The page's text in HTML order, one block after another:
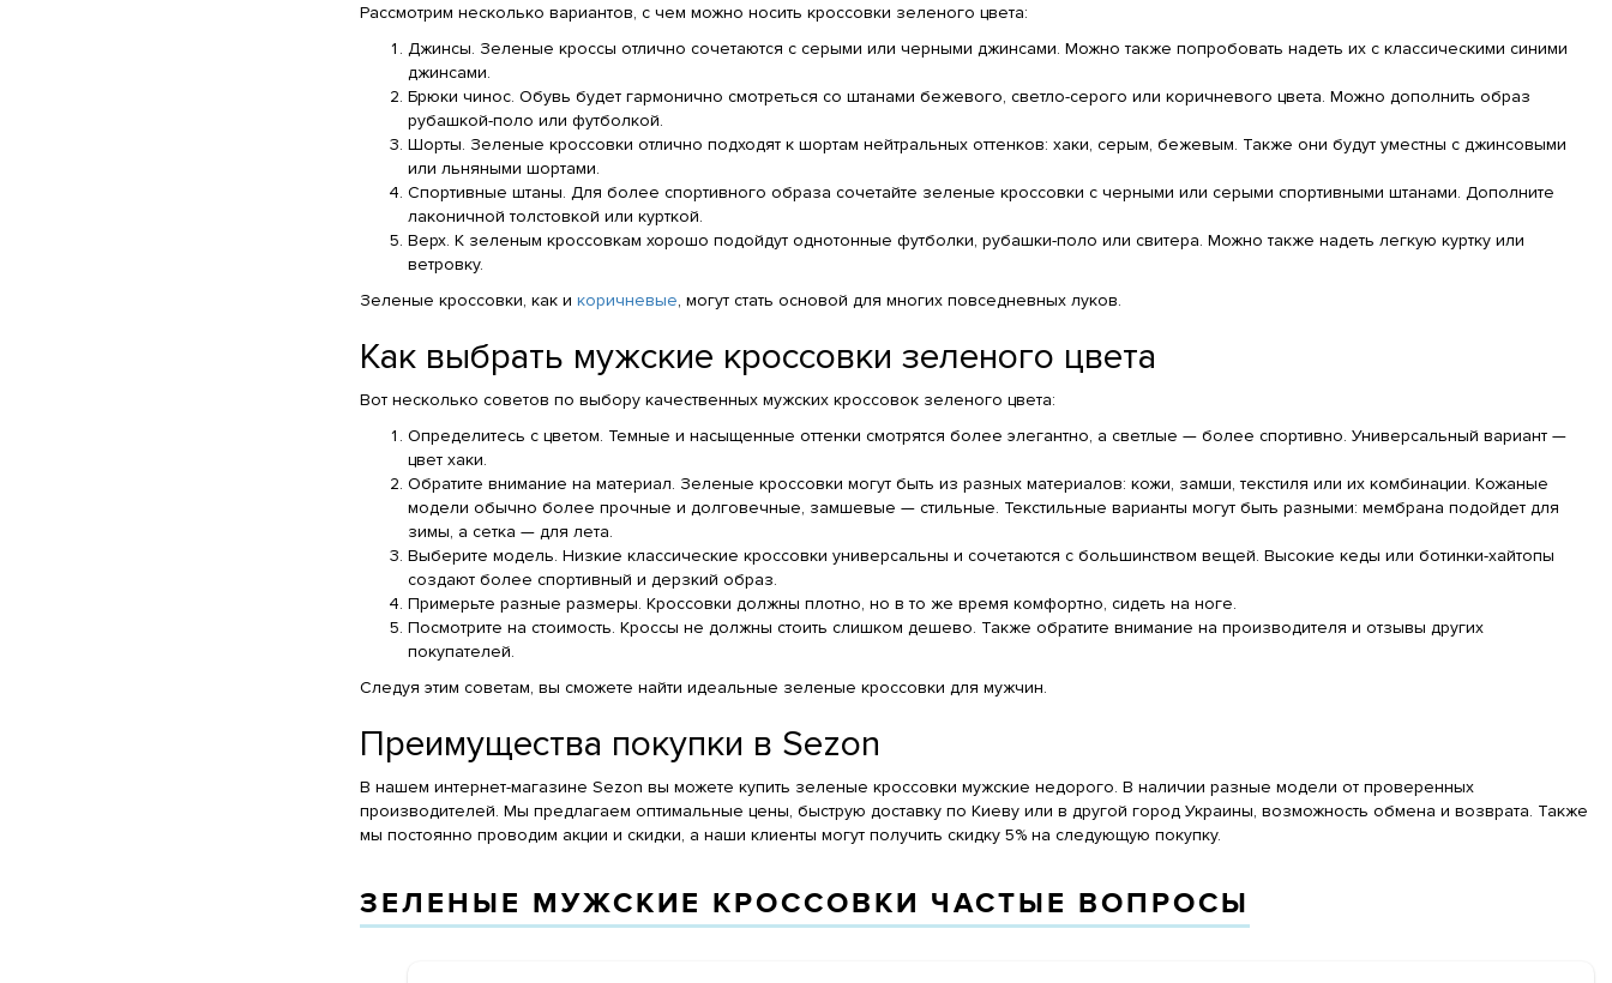
Рассмотрим несколько вариантов, с чем можно носить кроссовки зеленого цвета:
Джинсы. Зеленые кроссы отлично сочетаются с серыми или черными джинсами. Можно также попробовать надеть их с классическими синими
джинсами.
Брюки чинос. Обувь будет гармонично смотреться со штанами бежевого, светло-серого или коричневого цвета. Можно дополнить образ
рубашкой-поло или футболкой.
Шорты. Зеленые кроссовки отлично подходят к шортам нейтральных оттенков: хаки, серым, бежевым. Также они будут уместны с джинсовыми
или льняными шортами.
Спортивные штаны. Для более спортивного образа сочетайте зеленые кроссовки с черными или серыми спортивными штанами. Дополните
лаконичной толстовкой или курткой.
Верх. К зеленым кроссовкам хорошо подойдут однотонные футболки, рубашки-поло или свитера. Можно также надеть легкую куртку или
ветровку.
Зеленые кроссовки, как и коричневые, могут стать основой для многих повседневных луков.
Как выбрать мужские кроссовки зеленого цвета
Вот несколько советов по выбору качественных мужских кроссовок зеленого цвета:
Определитесь с цветом. Темные и насыщенные оттенки смотрятся более элегантно, а светлые — более спортивно. Универсальный вариант —
цвет хаки.
Обратите внимание на материал. Зеленые кроссовки могут быть из разных материалов: кожи, замши, текстиля или их комбинации. Кожаные
модели обычно более прочные и долговечные, замшевые — стильные. Текстильные варианты могут быть разными: мембрана подойдет для
зимы, а сетка — для лета.
Выберите модель. Низкие классические кроссовки универсальны и сочетаются с большинством вещей. Высокие кеды или ботинки-хайтопы
создают более спортивный и дерзкий образ.
Примерьте разные размеры. Кроссовки должны плотно, но в то же время комфортно, сидеть на ноге.
Посмотрите на стоимость. Кроссы не должны стоить слишком дешево. Также обратите внимание на производителя и отзывы других
покупателей.
Следуя этим советам, вы сможете найти идеальные зеленые кроссовки для мужчин.
Преимущества покупки в Sezon
В нашем интернет-магазине Sezon вы можете купить зеленые кроссовки мужские недорого. В наличии разные модели от проверенных
производителей. Мы предлагаем оптимальные цены, быструю доставку по Киеву или в другой город Украины, возможность обмена и возврата. Также
мы постоянно проводим акции и скидки, а наши клиенты могут получить скидку 5% на следующую покупку.
ЗЕЛЕНЫЕ МУЖСКИЕ КРОССОВКИ ЧАСТЫЕ ВОПРОСЫ